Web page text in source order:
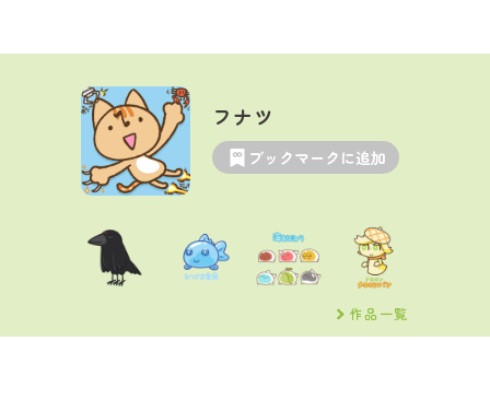
フナツ
ブックマークに追加
作品一覧